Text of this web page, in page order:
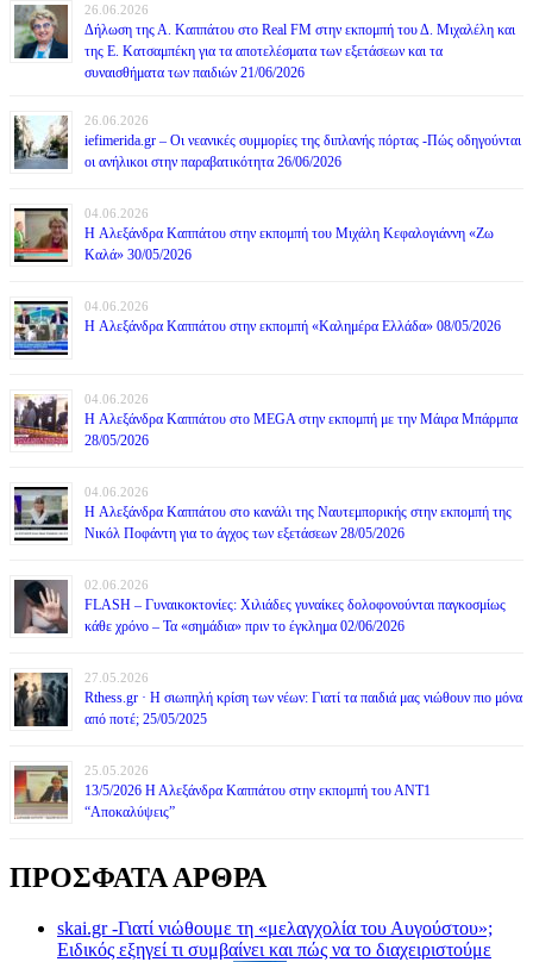
26.06.2026
Δήλωση της Α. Καππάτου στο Real FM στην εκπομπή του Δ. Μιχαλέλη και
της Ε. Κατσαμπέκη για τα αποτελέσματα των εξετάσεων και τα
συναισθήματα των παιδιών 21/06/2026
26.06.2026
iefimerida.gr – Οι νεανικές συμμορίες της διπλανής πόρτας -Πώς οδηγούνται
οι ανήλικοι στην παραβατικότητα 26/06/2026
04.06.2026
H Αλεξάνδρα Καππάτου στην εκπομπή του Μιχάλη Κεφαλογιάννη «Ζω
Καλά» 30/05/2026
04.06.2026
H Αλεξάνδρα Καππάτου στην εκπομπή «Καλημέρα Ελλάδα» 08/05/2026
04.06.2026
H Αλεξάνδρα Καππάτου στο MEGA στην εκπομπή με την Μάιρα Mπάρμπα
28/05/2026
04.06.2026
H Αλεξάνδρα Καππάτου στο κανάλι της Ναυτεμπορικής στην εκπομπή της
Νικόλ Ποφάντη για το άγχος των εξετάσεων 28/05/2026
02.06.2026
FLASH – Γυναικοκτονίες: Χιλιάδες γυναίκες δολοφονούνται παγκοσμίως
κάθε χρόνο – Τα «σημάδια» πριν το έγκλημα 02/06/2026
27.05.2026
Rthess.gr · Η σιωπηλή κρίση των νέων: Γιατί τα παιδιά μας νιώθουν πιο μόνα
από ποτέ; 25/05/2025
25.05.2026
13/5/2026 Η Αλεξάνδρα Καππάτου στην εκπομπή του ΑΝΤ1
“Αποκαλύψεις”
ΠΡΟΣΦΑΤΑ ΑΡΘΡΑ
skai.gr -Γιατί νιώθουμε τη «μελαγχολία του Αυγούστου»;
Ειδικός εξηγεί τι συμβαίνει και πώς να το διαχειριστούμε